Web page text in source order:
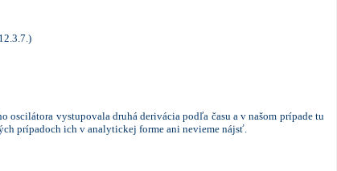
vystupovala druhá derivácia podľa času a v našom prípade tu
prípadoch ich v analytickej forme ani nevieme nájsť.